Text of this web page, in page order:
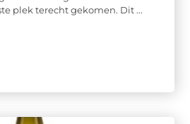
plek terecht gekomen. Dit ...